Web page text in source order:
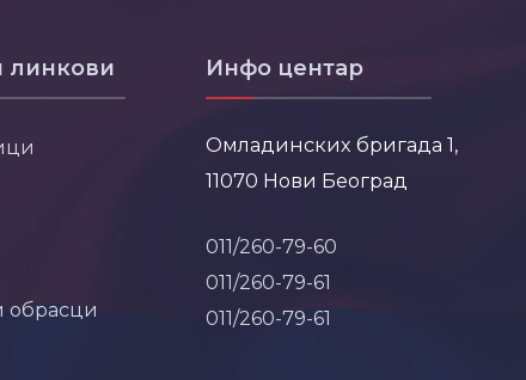
линкови
обрасци
Инфо центар
Омладинских бригада 1,
11070 Нови Београд
011/260-79-60
011/260-79-61
011/260-79-61